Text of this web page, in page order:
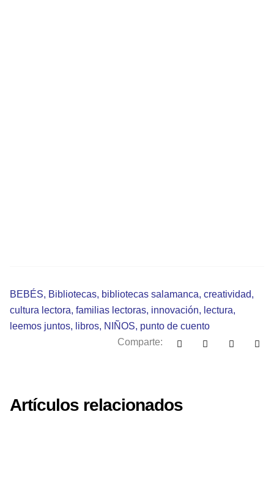
BEBÉS, Bibliotecas, bibliotecas salamanca, creatividad,
cultura lectora, familias lectoras, innovación, lectura,
leemos juntos, libros, NIÑOS, punto de cuento
Comparte:
Artículos relacionados